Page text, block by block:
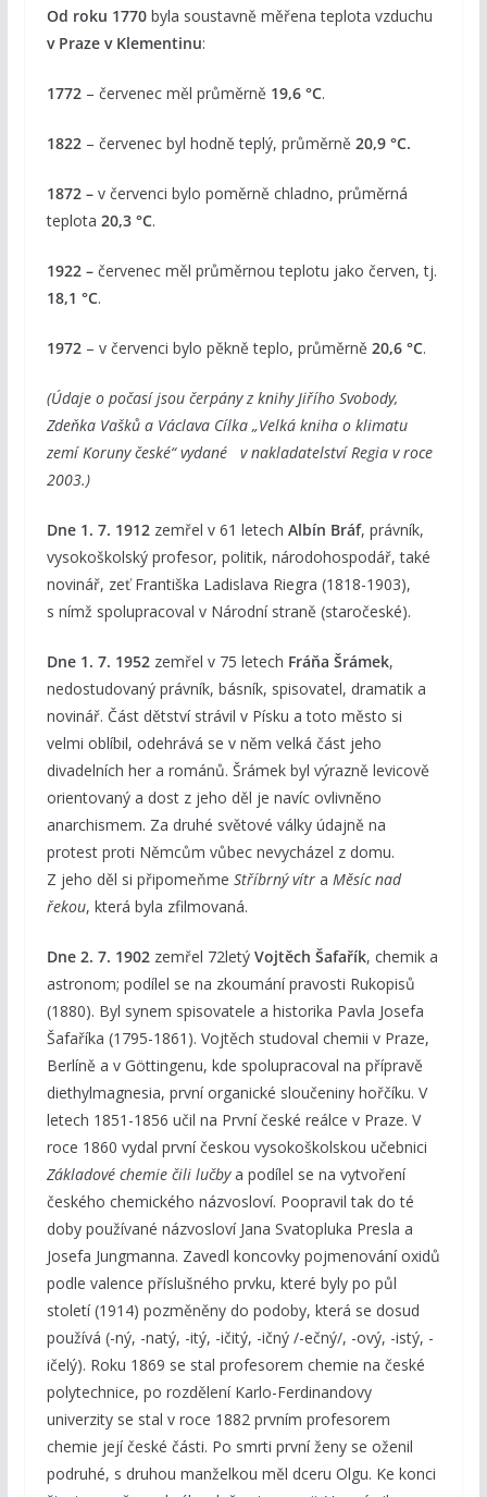
Od roku 1770 byla soustavně měřena teplota vzduchu
v Praze v Klementinu:
1772 – červenec měl průměrně 19,6 °C.
1822– červenec byl hodně teplý, průměrně 20,9 °C.
1872 –v červenci bylo poměrně chladno, průměrná
teplota 20,3 °C.
1922 –červenec měl průměrnou teplotu jako červen, tj.
18,1 °C.
1972– v červenci bylo pěkně teplo, průměrně 20,6 °C.
(Údaje o počasí jsou čerpány z knihy Jiřího Svobody,
Zdeňka Vašků a Václava Cílka „Velká kniha o klimatu
zemí Koruny české“ vydané v nakladatelství Regia v roce
2003.)
Dne 1. 7. 1912zemřel v 61 letech Albín Bráf, právník,
vysokoškolský profesor, politik, národohospodář, také
novinář, zeť Františka Ladislava Riegra (1818-1903),
s nímž spolupracoval v Národní straně (staročeské).
Dne 1. 7. 1952zemřel v 75 letech Fráňa Šrámek,
nedostudovaný právník, básník, spisovatel, dramatik a
novinář. Část dětství strávil v Písku a toto město si
velmi oblíbil, odehrává se v něm velká část jeho
divadelních her a románů. Šrámek byl výrazně levicově
orientovaný a dost z jeho děl je navíc ovlivněno
anarchismem. Za druhé světové války údajně na
protest proti Němcům vůbec nevycházel z domu.
Z jeho děl si připomeňme Stříbrný vítra Měsíc nad
řekou, která byla zfilmovaná.
Dne 2. 7. 1902zemřel 72letý Vojtěch Šafařík, chemik a
astronom; podílel se na zkoumání pravosti Rukopisů
(1880). Byl synem spisovatele a historika Pavla Josefa
Šafaříka (1795-1861). Vojtěch studoval chemii v Praze,
Berlíně a v Göttingenu, kde spolupracoval na přípravě
diethylmagnesia, první organické sloučeniny hořčíku. V
letech 1851-1856 učil na První české reálce v Praze. V
roce 1860 vydal první českou vysokoškolskou učebnici
Základové chemie čili lučbya podílel se na vytvoření
českého chemického názvosloví. Poopravil tak do té
doby používané názvosloví Jana Svatopluka Presla a
Josefa Jungmanna. Zavedl koncovky pojmenování oxidů
podle valence příslušného prvku, které byly po půl
století (1914) pozměněny do podoby, která se dosud
používá (-ný, -natý, -itý, -ičitý, -ičný /-ečný/, -ový, -istý, -
ičelý). Roku 1869 se stal profesorem chemie na české
polytechnice, po rozdělení Karlo-Ferdinandovy
univerzity se stal v roce 1882 prvním profesorem
chemie její české části. Po smrti první ženy se oženil
podruhé, s druhou manželkou měl dceru Olgu. Ke konci